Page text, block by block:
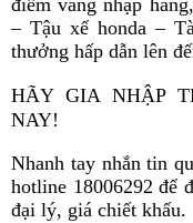
– Tậu xế honda –
thưởng hấp dẫn lên
HÃY GIA NHẬP
NAY!
Nhanh tay nhắn tin
hotline 18006292 để
đại lý, giá chiết khấu.